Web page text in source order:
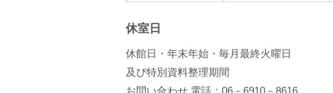
休室日
休館日・年末年始・毎月最終火曜日
及び特別資料整理期間
お問い合わせ 電話：06－6910－8616